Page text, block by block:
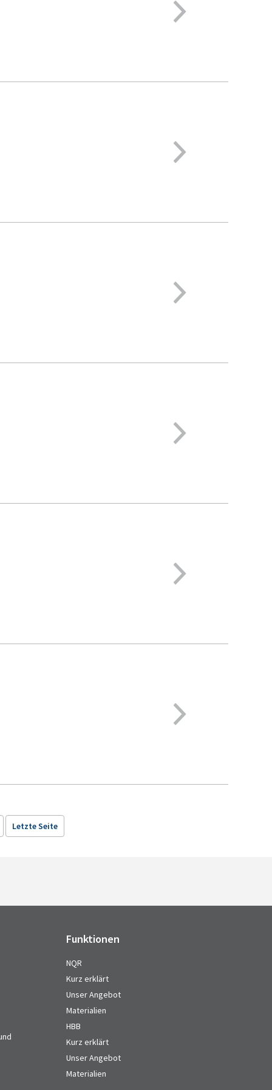
Letzte Seite
Funktionen
NQR
Kurz erklärt
Unser Angebot
Materialien
HBB
Kurz erklärt
Unser Angebot
Materialien